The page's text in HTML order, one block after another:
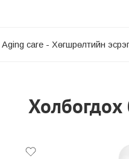
Aging care - Хөгшрөлтийн эсрэг
Холбогдох